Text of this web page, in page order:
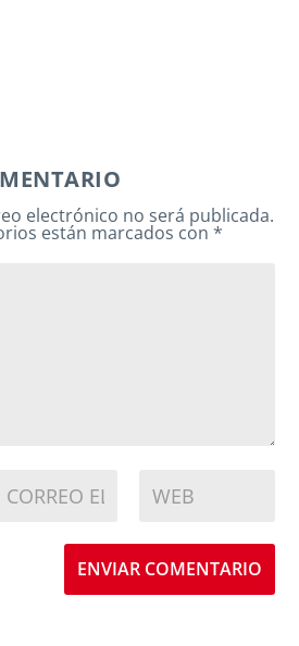
electrónico no será publicada.
están marcados con*
ENVIAR COMENTARIO